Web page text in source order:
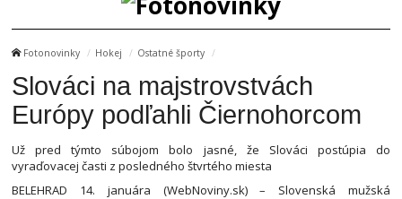
Fotonovinky Hokej Ostatné športy
Slováci na majstrovstvách
Európy podľahli Čiernohorcom
Už pred týmto súbojom bolo jasné, že Slováci postúpia do
vyraďovacej časti z posledného štvrtého miesta
BELEHRAD 14. januára (WebNoviny.sk) – Slovenská mužská